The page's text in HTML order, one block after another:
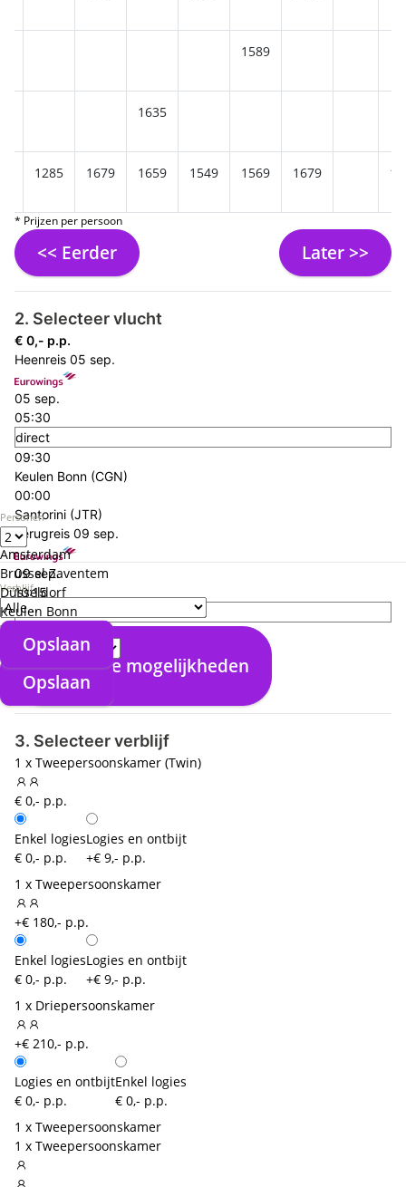
Personen
Verblijf
Verzorgingstype
Opslaan
Amsterdam
Brussel Zaventem
Düsseldorf
Keulen Bonn
Opslaan
1589
1635
1285 1679 1659 1549 1569 1679
* Prijzen per persoon
<< Eerder Later >>
2. Selecteer vlucht
€ 0,- p.p.
Heenreis 05 sep.
05 sep.
05:30
direct
09:30
Keulen Bonn (CGN)
00:00
Santorini (JTR)
Terugreis 09 sep.
09 sep.
10:15
direct
Santorini (JTR)
00:00
Keulen Bonn (CGN)
Bekijk alle mogelijkheden
3. Selecteer verblijf
1 x Tweepersoonskamer (Twin)
€ 0,- p.p.
Enkel logies
€ 0,- p.p.
Logies en ontbijt
+€ 9,- p.p.
1 x Tweepersoonskamer
+€ 180,- p.p.
Enkel logies
€ 0,- p.p.
Logies en ontbijt
+€ 9,- p.p.
1 x Driepersoonskamer
+€ 210,- p.p.
Logies en ontbijt
€ 0,- p.p.
Enkel logies
€ 0,- p.p.
1 x Tweepersoonskamer
1 x Tweepersoonskamer